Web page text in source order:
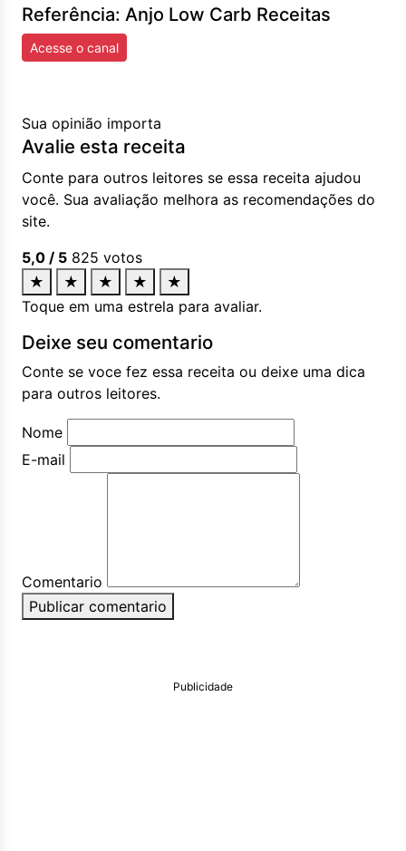
Referência: Anjo Low Carb Receitas
Acesse o canal
Sua opinião importa
Avalie esta receita
Conte para outros leitores se essa receita ajudou
você. Sua avaliação melhora as recomendações do
site.
5,0 / 5 825 votos
★
★ ★ ★
★
Toque em uma estrela para avaliar.
Deixe seu comentario
Conte se voce fez essa receita ou deixe uma dica
para outros leitores.
Nome
E-mail
Comentario
Publicar comentario
Publicidade